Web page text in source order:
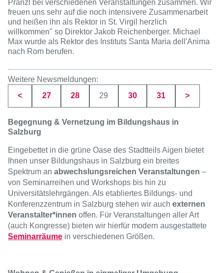
Pranzl bei verschiedenen Veranstaltungen zusammen. Wir
freuen uns sehr auf die noch intensivere Zusammenarbeit
und heißen ihn als Rektor in St. Virgil herzlich
willkommen" so Direktor Jakob Reichenberger. Michael
Max wurde als Rektor des Instituts Santa Maria dell'Anima
nach Rom berufen.
Weitere Newsmeldungen:
<
Seite
27 Seite
28 Seite
29 Seite
30 Seite
31 >
Begegnung & Vernetzung im Bildungshaus in
Salzburg
Eingebettet in die grüne Oase des Stadtteils Aigen bietet
Ihnen unser Bildungshaus in Salzburg ein breites
Spektrum an abwechslungsreichen Veranstaltungen –
von Seminarreihen und Workshops bis hin zu
Universitätslehrgängen. Als etabliertes Bildungs- und
Konferenzzentrum in Salzburg stehen wir auch externen
Veranstalter*innen offen. Für Veranstaltungen aller Art
(auch Kongresse) bieten wir hierfür modern ausgestattete
Seminarräume in verschiedenen Größen.